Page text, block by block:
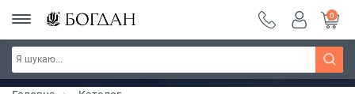
РОЗПРОДАЖ ~ 150 грн ~ 200 грн ~ 250 грн ~
300 грн ~ РОЗПРОДАЖ
Дізнатись більше
0